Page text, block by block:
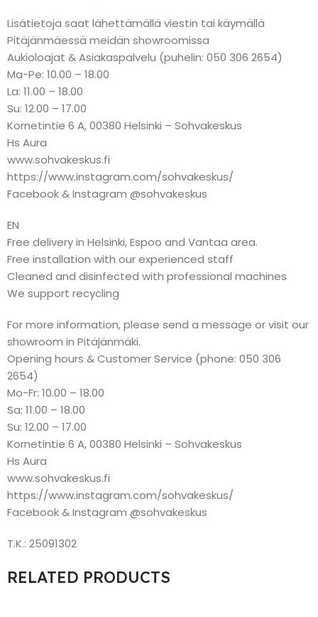
Lisätietoja saat lähettämällä viestin tai käymällä
Pitäjänmäessä meidän showroomissa
Aukioloajat & Asiakaspalvelu (puhelin: 050 306 2654)
Ma-Pe: 10.00 – 18.00
La: 11.00 – 18.00
Su: 12.00 – 17.00
Kornetintie 6 A, 00380 Helsinki – Sohvakeskus
Hs Aura
www.sohvakeskus.fi
https://www.instagram.com/sohvakeskus/
Facebook & Instagram @sohvakeskus
EN
Free delivery in Helsinki, Espoo and Vantaa area.
Free installation with our experienced staff
Cleaned and disinfected with professional machines
We support recycling
For more information, please send a message or visit our
showroom in Pitäjänmäki.
Opening hours & Customer Service (phone: 050 306
2654)
Mo-Fr: 10.00 – 18.00
Sa: 11.00 – 18.00
Su: 12.00 – 17.00
Kornetintie 6 A, 00380 Helsinki – Sohvakeskus
Hs Aura
www.sohvakeskus.fi
https://www.instagram.com/sohvakeskus/
Facebook & Instagram @sohvakeskus
T.K.: 25091302
RELATED PRODUCTS